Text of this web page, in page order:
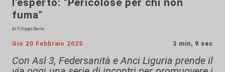
l'esperto: "Pericolose per chi non
fuma"
di Filippo Serio
Gio 20 Febbraio 2025 3 min, 9 sec
Con Asl 3, Federsanità e Anci Liguria prende il